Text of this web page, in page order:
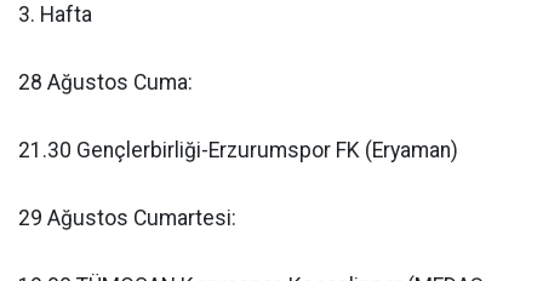
3. Hafta
28 Ağustos Cuma:
21.30 Gençlerbirliği-Erzurumspor FK (Eryaman)
29 Ağustos Cumartesi: